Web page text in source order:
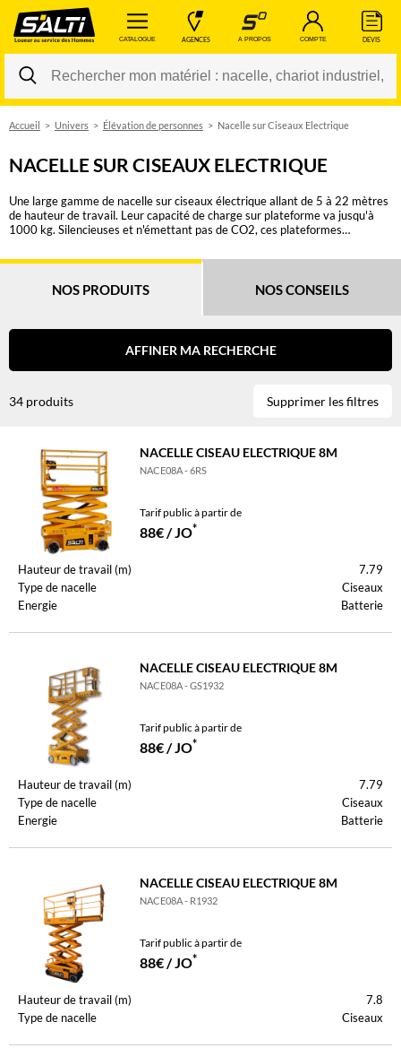
CATALOGUE AGENCES A PROPOS COMPTE DEVIS
Changer
Accueil Univers Élévation de personnes Nacelle sur Ciseaux Electrique
NACELLE SUR CISEAUX ELECTRIQUE
Une large gamme de nacelle sur ciseaux électrique allant de 5 à 22 mètres
de hauteur de travail. Leur capacité de charge sur plateforme va jusqu'à
1000 kg. Silencieuses et n'émettant pas de CO2, ces plateformes
faible rayon de braquage et des dimensions hors-tout réduites, la nacelle
restreints. En milieu industriel ou alimentaire, des roues blanches non
d'intervention dans des milieux frigorifiques, demandez un kit "Grand
Froid" pour supporter des températures négatives. Une autorisation de
conduite CACES R486 Cat A est nécessaire pour toute utilisation d’une
PEMP de type 1 ou 3 à élévation verticale. Consultez nos conseils pour
plus d'informations.
NOS PRODUITS NOS CONSEILS
AFFINER MA RECHERCHE
34 produits Supprimer les filtres
NACELLE CISEAU ELECTRIQUE 8M
NACE08A - 6RS
Tarif public à partir de
88€ / JO*
Hauteur de travail (m)
7.79
Type de nacelle
Ciseaux
Energie
Batterie
NACELLE CISEAU ELECTRIQUE 8M
NACE08A - GS1932
Tarif public à partir de
88€ / JO*
Hauteur de travail (m)
7.79
Type de nacelle
Ciseaux
Energie
Batterie
NACELLE CISEAU ELECTRIQUE 8M
NACE08A - R1932
Tarif public à partir de
88€ / JO*
Hauteur de travail (m)
7.8
Type de nacelle
Ciseaux